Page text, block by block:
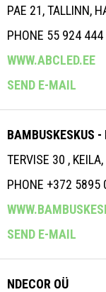
PAE 21, TALLINN,
PHONE 55 924 444
WWW.ABCLED.EE
SEND E-MAIL
BAMBUSKESKUS -
TERVISE 30 ,
PHONE +372 5895
SEND E-MAIL
NDECOR OÜ